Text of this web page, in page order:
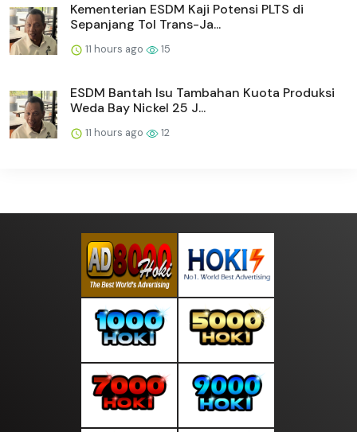
Kementerian ESDM Kaji Potensi PLTS di
Sepanjang Tol Trans-Ja...
11 hours ago 15
ESDM Bantah Isu Tambahan Kuota Produksi
Weda Bay Nickel 25 J...
11 hours ago 12